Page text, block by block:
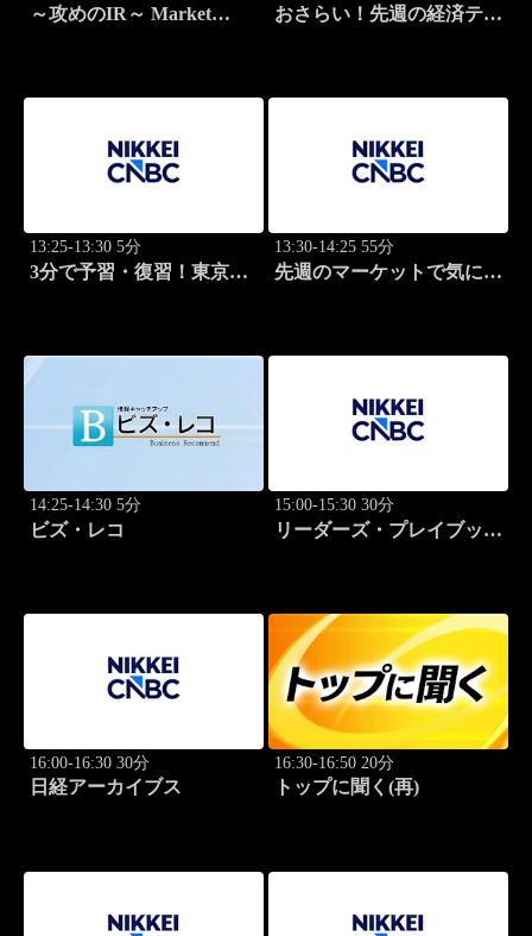
～攻めのIR～ Market
おさらい！先週の経済テー
13:25-13:30 5分
3分で予習・復習！東京市
13:30-14:25 55分
先週のマーケットで気にな
14:25-14:30 5分
ビズ・レコ
15:00-15:30 30分
リーダーズ・プレイブック
16:00-16:30 30分
日経アーカイブス
16:30-16:50 20分
トップに聞く(再)